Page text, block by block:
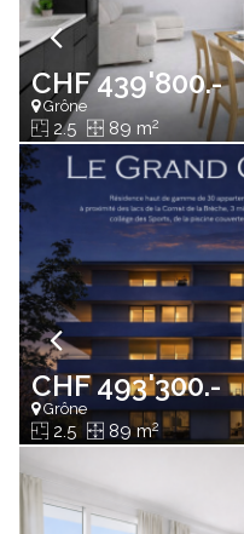
CHF 439'800.-
Grône
2.5 89 m2
CHF 493'300.-
Grône
2.5 89 m2